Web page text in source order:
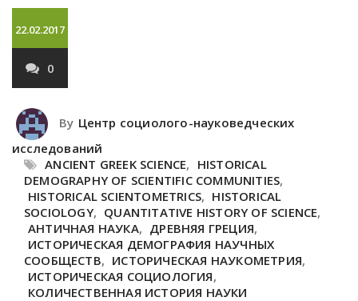
22.02.2017
0
By Центр социолого-науковедческих
исследований
ANCIENT GREEK SCIENCE, HISTORICAL
DEMOGRAPHY OF SCIENTIFIC COMMUNITIES,
HISTORICAL SCIENTOMETRICS, HISTORICAL
SOCIOLOGY, QUANTITATIVE HISTORY OF SCIENCE,
АНТИЧНАЯ НАУКА, ДРЕВНЯЯ ГРЕЦИЯ,
ИСТОРИЧЕСКАЯ ДЕМОГРАФИЯ НАУЧНЫХ
СООБЩЕСТВ, ИСТОРИЧЕСКАЯ НАУКОМЕТРИЯ,
ИСТОРИЧЕСКАЯ СОЦИОЛОГИЯ,
КОЛИЧЕСТВЕННАЯ ИСТОРИЯ НАУКИ